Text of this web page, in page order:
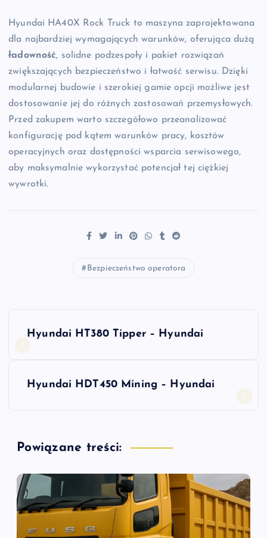
Hyundai HA40X Rock Truck to maszyna zaprojektowana
dla najbardziej wymagających warunków, oferująca dużą
ładowność, solidne podzespoły i pakiet rozwiązań
zwiększających bezpieczeństwo i łatwość serwisu. Dzięki
modularnej budowie i szerokiej gamie opcji możliwe jest
dostosowanie jej do różnych zastosowań przemysłowych.
Przed zakupem warto szczegółowo przeanalizować
konfigurację pod kątem warunków pracy, kosztów
operacyjnych oraz dostępności wsparcia serwisowego,
aby maksymalnie wykorzystać potencjał tej ciężkiej
wywrotki.
Bezpieczeństwo operatora
N
g
a
c
Hyundai HT380 Tipper – Hyundai
Hyundai HDT450 Mining – Hyundai
Powiązane treści: